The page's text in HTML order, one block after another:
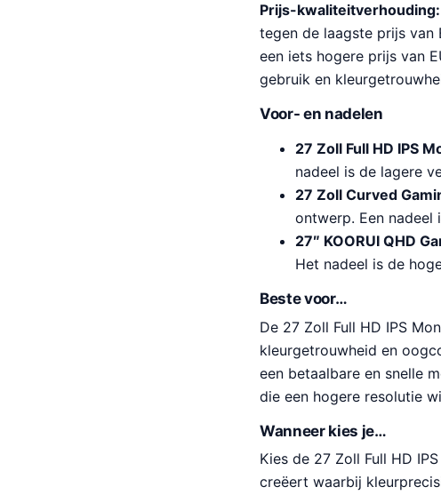
Prijs-kwaliteitverhouding:
tegen de laagste prijs van
een iets hogere prijs van
gebruik en
Voor- en nadelen
27 Zoll Full HD IPS
nadeel is de lagere
27 Zoll Curved
ontwerp. Een nadeel
27″ KOORUI QHD
Het nadeel is de
Beste voor…
De 27 Zoll Full HD IPS
kleurgetrouwheid en
een betaalbare en snelle
die een hogere resolutie
Wanneer kies je…
Kies de 27 Zoll Full HD
creëert waarbij